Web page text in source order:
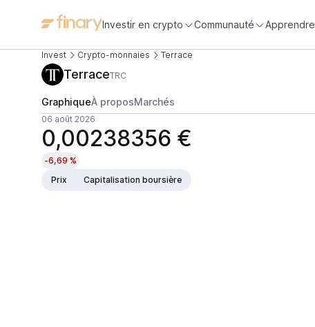
Investir en crypto Communauté Apprendre
Invest Crypto-monnaies Terrace
TerraceTRC
GraphiqueÀ proposMarchés
06 août 2026
0,00238356 €
-6,69 %
Prix
Capitalisation boursière